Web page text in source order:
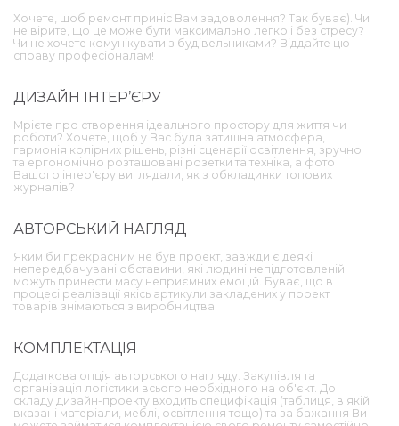
Хочете, щоб ремонт приніс Вам задоволення? Так буває). Чи
не вірите, що це може бути максимально легко і без стресу?
Чи не хочете комунікувати з будівельниками? Віддайте цю
справу професіоналам!
ДИЗАЙН ІНТЕР’ЄРУ
Мрієте про створення ідеального простору для життя чи
роботи? Хочете, щоб у Вас була затишна атмосфера,
гармонія колірних рішень, різні сценарії освітлення, зручно
та ергономічно розташовані розетки та техніка, а фото
Вашого інтер'єру виглядали, як з обкладинки топових
журналів?
АВТОРСЬКИЙ НАГЛЯД
Яким би прекрасним не був проект, завжди є деякі
непередбачувані обставини, які людині непідготовленій
можуть принести масу неприємних емоцій. Буває, що в
процесі реалізації якісь артикули закладених у проект
товарів знімаються з виробництва.
КОМПЛЕКТАЦІЯ
Додаткова опція авторського нагляду. Закупівля та
організація логістики всього необхідного на об'єкт. До
складу дизайн-проекту входить специфікація (таблиця, в якій
вказані матеріали, меблі, освітлення тощо) та за бажання Ви